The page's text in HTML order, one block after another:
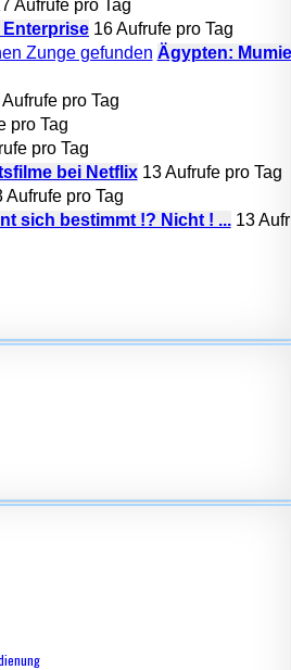
Aufrufe pro Tag
Enterprise 16 Aufrufe pro Tag
Ägypten:
Aufrufe pro Tag
pro Tag
pro Tag
bei Netflix 13 Aufrufe pro Tag
Aufrufe pro Tag
sich bestimmt !? Nicht ! ... 13